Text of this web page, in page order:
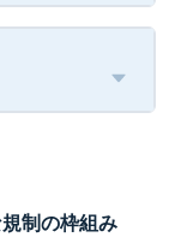
制の枠組み